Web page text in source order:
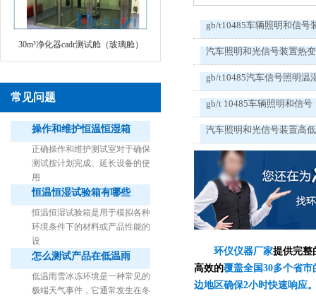
30m³净化器cadr测试舱（玻璃舱）
常见问题
操作和维护恒温恒湿箱
正确操作和维护测试室对于确保
测试按计划完成、延长设备的使
用
恒温恒湿试验箱有哪些
恒温恒湿试验箱是用于模拟各种
环境条件下的材料或产品性能的
设
怎么测试产品在低温雨
低温雨雪冰冻环境是一种常见的
极端天气事件，它通常发生在冬
gb/t10485车辆照明和信号
汽车照明和光信号装置热
gb/t10485汽车信号照明温
gb/t 10485车辆照明和信号
汽车照明和光信号装置高
环仪仪器厂家提供完整
高效的覆盖全国30多个省
边地区确保2小时快速响应